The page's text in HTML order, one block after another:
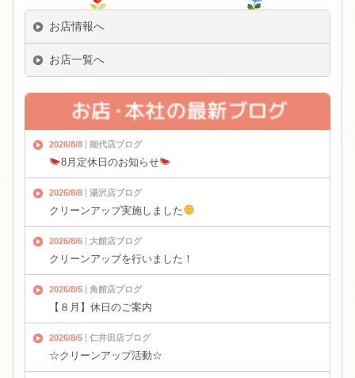
お店情報へ
お店一覧へ
2026/8/8 能代店ブログ
8月定休日のお知らせ
2026/8/8 湯沢店ブログ
クリーンアップ実施しました
2026/8/6 大館店ブログ
クリーンアップを行いました！
2026/8/5 角館店ブログ
【８月】休日のご案内
2026/8/5 仁井田店ブログ
☆クリーンアップ活動☆